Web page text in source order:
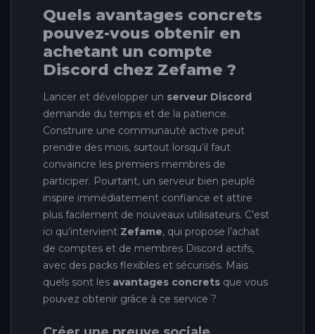
Quels avantages concrets
pouvez-vous obtenir en
achetant un compte
Discord chez Zefame ?
Lancer et développer un serveur Discord
demande du temps et de la patience.
Construire une communauté active peut
prendre des mois, surtout lorsqu’il faut
convaincre les premiers membres de
participer. Pourtant, un serveur bien peuplé
inspire immédiatement confiance et attire
plus facilement de nouveaux utilisateurs. C’est
ici qu’intervient Zefame, qui propose l’achat
de comptes et de membres Discord actifs,
avec des packs flexibles et sécurisés. Mais
quels sont les avantages concrets que vous
pouvez obtenir grâce à ce service ?